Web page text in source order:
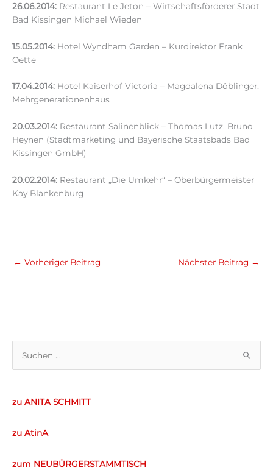
26.06.2014: Restaurant Le Jeton – Wirtschaftsförderer Stadt
Bad Kissingen Michael Wieden
15.05.2014: Hotel Wyndham Garden – Kurdirektor Frank
Oette
17.04.2014: Hotel Kaiserhof Victoria – Magdalena Döblinger,
Mehrgenerationenhaus
20.03.2014: Restaurant Salinenblick – Thomas Lutz, Bruno
Heynen (Stadtmarketing und Bayerische Staatsbads Bad
Kissingen GmbH)
20.02.2014: Restaurant „Die Umkehr“ – Oberbürgermeister
Kay Blankenburg
← Vorheriger Beitrag Nächster Beitrag →
h
zu ANITA SCHMITT
zu AtinA
zum NEUBÜRGERSTAMMTISCH